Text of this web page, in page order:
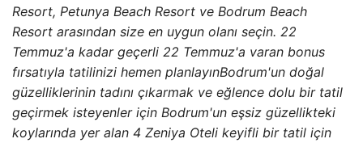
Resort, Petunya Beach Resort ve Bodrum Beach
Resort arasından size en uygun olanı seçin. 22
Temmuz'a kadar geçerli 22 Temmuz'a varan bonus
fırsatıyla tatilinizi hemen planlayınBodrum'un doğal
güzelliklerinin tadını çıkarmak ve eğlence dolu bir tatil
geçirmek isteyenler için Bodrum'un eşsiz güzellikteki
koylarında yer alan 4 Zeniya Oteli keyifli bir tatil için